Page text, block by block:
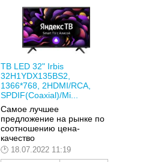
ТВ LED 32" Irbis
32H1YDX135BS2,
1366*768, 2HDMI/RCA,
SPDIF(Coaxial)/Mi...
Самое лучшее
предложение на рынке по
соотношению цена-
качество
18.07.2022 11:19